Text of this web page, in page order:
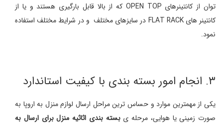
توان از کانتینرهای OPEN TOP که از بالا قابل بارگیری هستند و یا از
کانتینر های FLAT RACK در سایزهای مختلف و در شرایط مختلف استفاده
نمود.
۳. انجام امور بسته بندی با کیفیت استاندارد
یکی از مهمترین موارد و حساس ترین مراحل ارسال لوازم منزل به اروپا به
صورت زمینی یا هوایی، مرحله یبسته بندی اثاثیه منزل برای ارسال به